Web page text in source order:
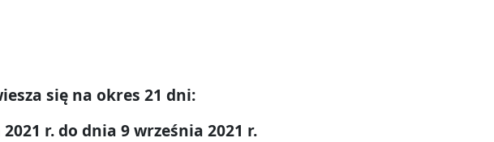
się na okres 21 dni:
r. do dnia 9 września 2021 r.